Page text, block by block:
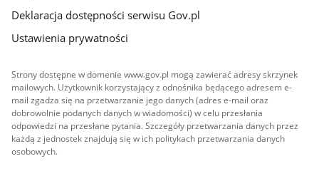
Deklaracja dostępności serwisu Gov.pl
Ustawienia prywatności
Strony dostępne w domenie www.gov.pl mogą zawierać adresy skrzynek
mailowych. Użytkownik korzystający z odnośnika będącego adresem e-
mail zgadza się na przetwarzanie jego danych (adres e-mail oraz
dobrowolnie podanych danych w wiadomości) w celu przesłania
odpowiedzi na przesłane pytania. Szczegóły przetwarzania danych przez
każdą z jednostek znajdują się w ich politykach przetwarzania danych
osobowych.